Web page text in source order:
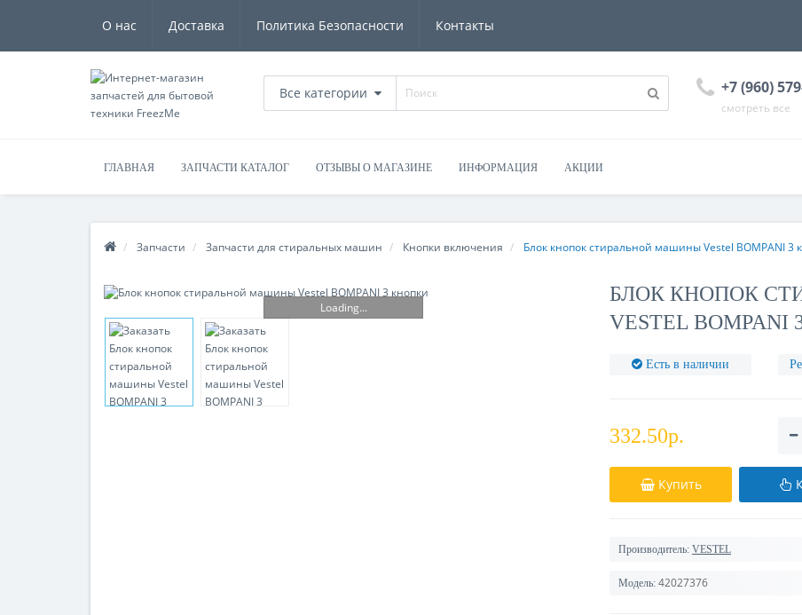
О нас Доставка Политика Безопасности Контакты
Все категории +7 (960)
смотреть все
ГЛАВНАЯ ЗАПЧАСТИ КАТАЛОГ ОТЗЫВЫ О МАГАЗИНЕ ИНФОРМАЦИЯ АКЦИИ
Запчасти Запчасти для стиральных машин Кнопки включения Блок кнопок стиральной машины Vestel BOMPANI 3
Loading...
БЛОК КНОПОК
VESTEL
Есть в наличии
332.50р.
Купить
Производитель: VESTEL
Модель: 42027376